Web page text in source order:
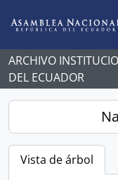
ARCHIVO
DEL ECUADOR
Vista de árbol